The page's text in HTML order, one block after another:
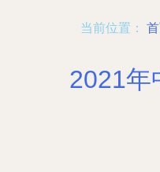
当前位置：
2021年